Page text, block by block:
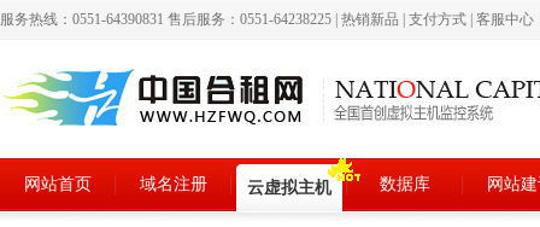
服务热线：0551-64390831 售后服务：0551-64238225 热销新品 支付方式 客服中心
网站首页 域名注册 云虚拟主机 数据库 网站